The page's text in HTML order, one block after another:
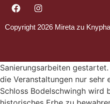
Copyright 2026 Mireta zu
Sanierungsarbeiten
die Veranstaltungen nur sehr
Schloss Bodelschwingh wird